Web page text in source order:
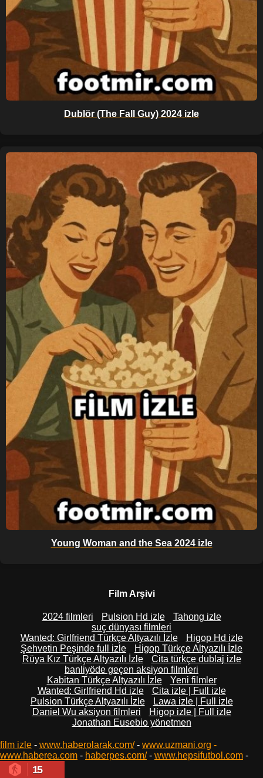
Dublör (The Fall Guy) 2024 izle
Young Woman and the Sea 2024 izle
Film Arşivi
2024 filmleri Pulsion Hd izle
Tahong izle
suç dünyası filmleri
Wanted: Girlfriend Türkçe Altyazılı İzle
Higop Hd izle
Şehvetin Peşinde full izle
Higop Türkçe Altyazılı İzle
Rüya Kız Türkçe Altyazılı İzle
Cita türkçe dublaj izle
banliyöde geçen aksiyon filmleri
Kabitan Türkçe Altyazılı İzle
Yeni filmler
Wanted: Girlfriend Hd izle
Cita izle | Full izle
Pulsion Türkçe Altyazılı İzle
Lawa izle | Full izle
Daniel Wu aksiyon filmleri
Higop izle | Full izle
Jonathan Eusebio yönetmen
film izle - www.haberolarak.com/- www.uzmani.org -
www.haberea.com - haberpes.com/- www.hepsifutbol.com -
15